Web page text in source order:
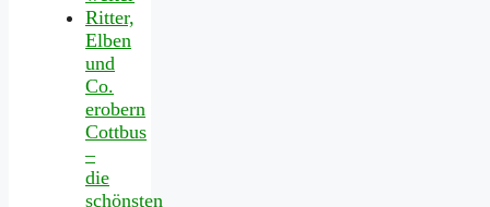
Ritter,
Elben
und
Co.
erobern
Cottbus
–
die
schönsten